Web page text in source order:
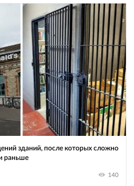
зданий, после которых сложно
раньше
140